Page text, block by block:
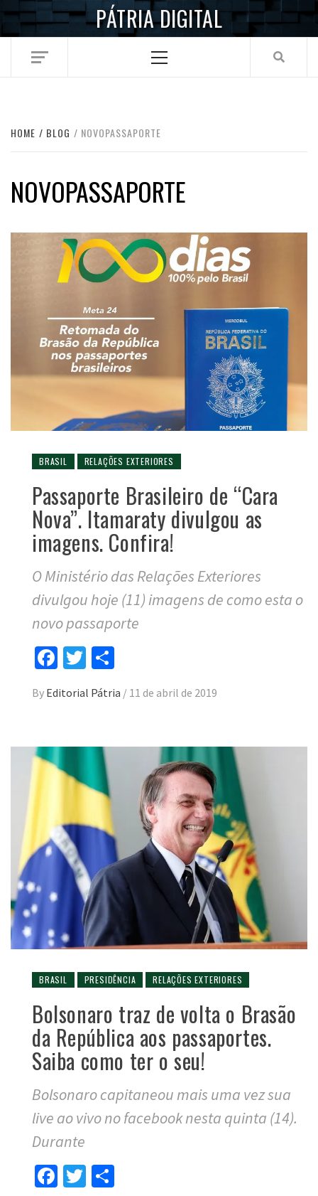
Skip
PÁTRIA DIGITAL
Menu
HOME BLOG NOVOPASSAPORTE
NOVOPASSAPORTE
BRASIL RELAÇÕES EXTERIORES
Passaporte Brasileiro de “Cara
Nova”. Itamaraty divulgou as
imagens. Confira!
O Ministério das Relações Exteriores
divulgou hoje (11) imagens de como esta o
novo passaporte
Facebook
Twitter
By Editorial Pátria / 11 de abril de 2019
BRASIL PRESIDÊNCIA RELAÇÕES EXTERIORES
Bolsonaro traz de volta o Brasão
da República aos passaportes.
Saiba como ter o seu!
Bolsonaro capitaneou mais uma vez sua
live ao vivo no facebook nesta quinta (14).
Durante
Facebook
Twitter